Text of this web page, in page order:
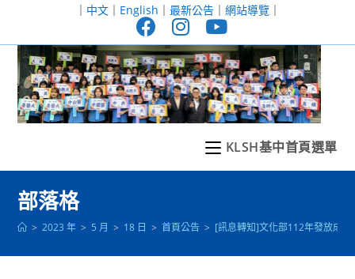
至
｜ 中文｜ English ｜ 最新公告｜ 網站導覽｜
KLSH基中首頁選單
部落格
> 2023 年 > 5 月 > 18 日 > 首頁公告 > [訊息轉知]文化部112年發放成